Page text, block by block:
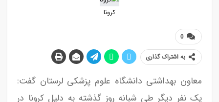
کرونا
0
به اشتراک گذاری
معاون بهداشتی دانشگاه علوم پزشکی لرستان گفت:
یک نفر دیگر طی شبانه روز گذشته به دلیل کرونا در